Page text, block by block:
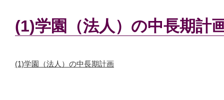
(1)学園（法人）の中長期計
(1)学園（法人）の中長期計画